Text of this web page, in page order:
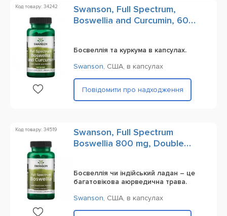
Код товару: 34242
Swanson, Full Spectrum,
Boswellia and Curcumin, 60
Босвеллія та куркума в капсулах.
Swanson, США, в капсулах
Повідомити про надходження
Код товару: 34519
Swanson, Full Spectrum
Boswellia 800 mg, Double
Босвеллія чи індійський ладан – це
багатовікова аюрведична трава.
Swanson, США, в капсулах